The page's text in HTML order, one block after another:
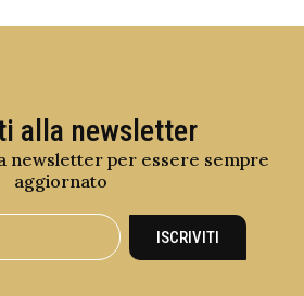
alla newsletter
newsletter per essere sempre
aggiornato
ISCRIVITI